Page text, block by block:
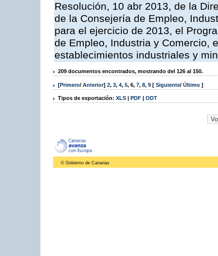
Resolución, 10 abr 2013, de la
de la Consejería de Empleo,
para el ejercicio de 2013, el
de Empleo, Industria y Comercio,
establecimientos industriales y
209 documentos encontrados, mostrando del 126 al 150.
[Primero/ Anterior] 2, 3, 4, 5, 6, 7, 8, 9 [ Siguiente/ Último ]
Tipos de exportación: XLS | PDF | ODT
© Gobierno de Canarias